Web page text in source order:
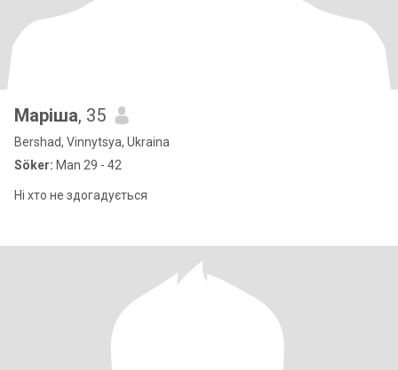
Маріша, 35
Bershad, Vinnytsya, Ukraina
Söker: Man 29 - 42
Ні хто не здогадується